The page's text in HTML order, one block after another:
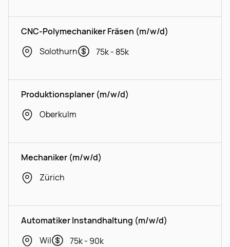
CNC-Polymechaniker Fräsen (m/w/d)
Solothurn
75k - 85k
Produktionsplaner (m/w/d)
Oberkulm
Mechaniker (m/w/d)
Zürich
Automatiker Instandhaltung (m/w/d)
Wil
75k - 90k